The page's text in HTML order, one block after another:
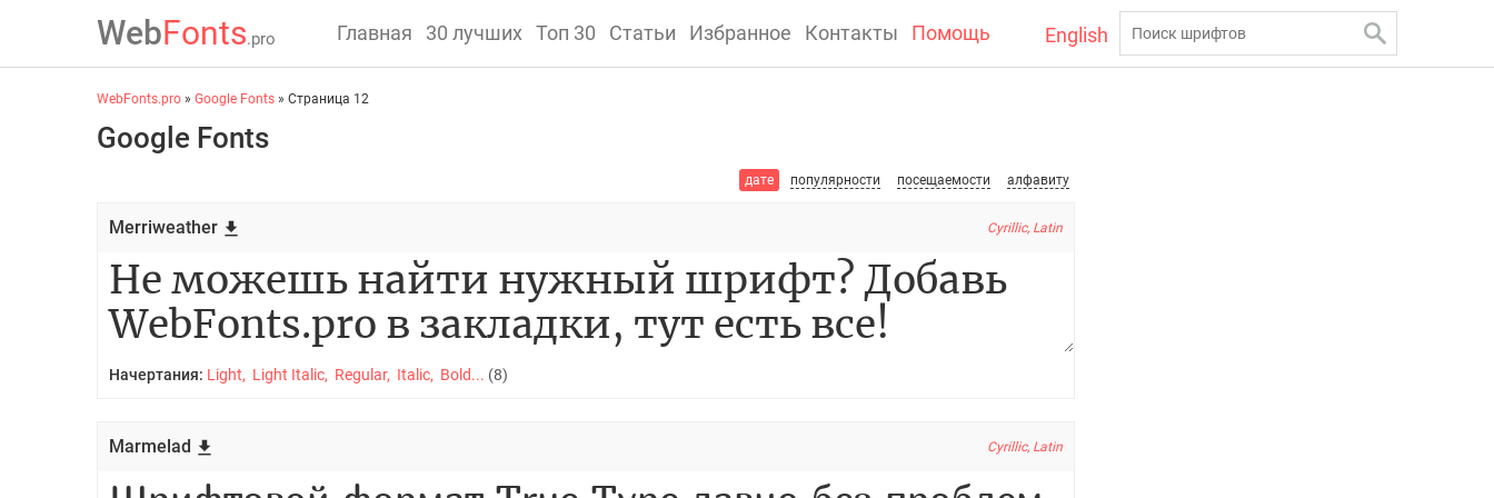
WebFonts.pro Главная 30 лучших Топ 30 Статьи Избранное Контакты Помощь English
WebFonts.pro » Google Fonts » Страница 12
Google Fonts
дате популярности посещаемости алфавиту
Merriweather Cyrillic, Latin
Начертания: Light, Light Italic, Regular, Italic, Bold... (8)
Marmelad Cyrillic, Latin